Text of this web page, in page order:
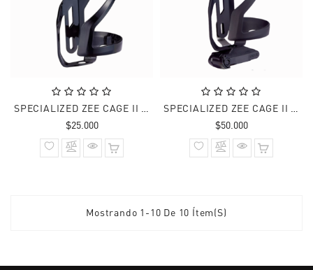
SPECIALIZED ZEE CAGE II SIDE DERECHO BLK BRILLANTE
$25.000Precio
normal
SPECIALIZED ZEE CAGE II WITH TOOL DERECHO MATTE
$50.000Precio
normal
Mostrando 1-10 De 10 Ítem(s)